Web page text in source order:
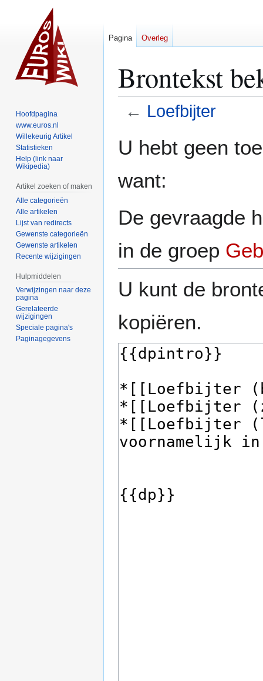
Brontekst
← Loefbijter
navigatie
zoeken
U hebt geen
want:
De gevraagde
in de groep
U kunt de
kopiëren.
Pagina Overleg
Hoofdpagina
www.euros.nl
Willekeurig Artikel
Statistieken
Help (link naar
Wikipedia)
Artikel zoeken of maken
Alle categorieën
Alle artikelen
Lijst van redirects
Gewenste categorieën
Gewenste artikelen
Recente wijzigingen
Hulpmiddelen
Verwijzingen naar deze
pagina
Gerelateerde
wijzigingen
Speciale pagina's
Paginagegevens